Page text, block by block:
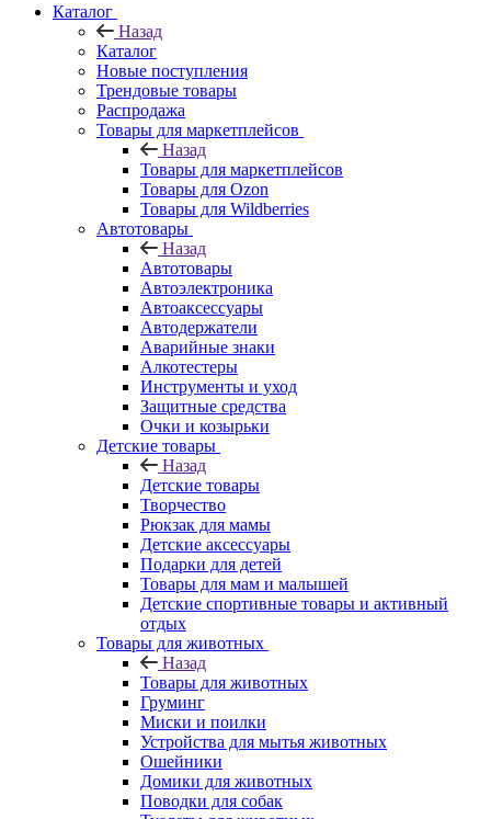
Каталог
Назад
Каталог
Новые поступления
Трендовые товары
Распродажа
Товары для маркетплейсов
Назад
Товары для маркетплейсов
Товары для Ozon
Товары для Wildberries
Автотовары
Назад
Автотовары
Автоэлектроника
Автоаксессуары
Автодержатели
Аварийные знаки
Алкотестеры
Инструменты и уход
Защитные средства
Очки и козырьки
Детские товары
Назад
Детские товары
Творчество
Рюкзак для мамы
Детские аксессуары
Подарки для детей
Товары для мам и малышей
Детские спортивные товары и активный
отдых
Товары для животных
Назад
Товары для животных
Груминг
Миски и поилки
Устройства для мытья животных
Ошейники
Домики для животных
Поводки для собак